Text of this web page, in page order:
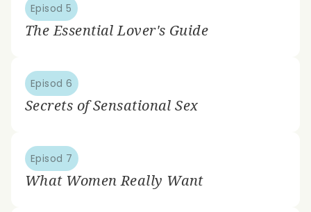
Episod 5
The Essential Lover's Guide
Episod 6
Secrets of Sensational Sex
Episod 7
What Women Really Want